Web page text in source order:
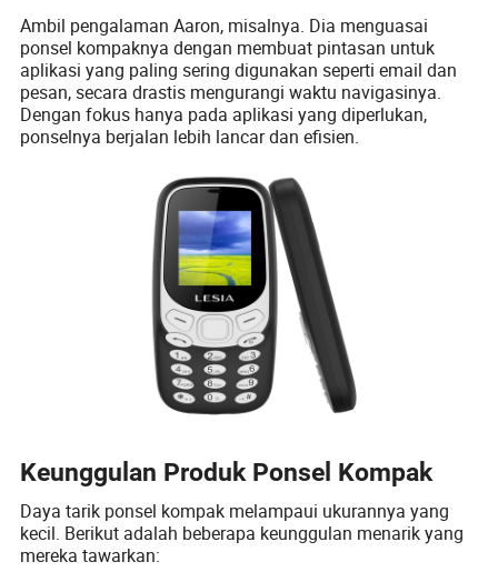
Ambil pengalaman Aaron, misalnya. Dia menguasai
ponsel kompaknya dengan membuat pintasan untuk
aplikasi yang paling sering digunakan seperti email dan
pesan, secara drastis mengurangi waktu navigasinya.
Dengan fokus hanya pada aplikasi yang diperlukan,
ponselnya berjalan lebih lancar dan efisien.
Keunggulan Produk Ponsel Kompak
Daya tarik ponsel kompak melampaui ukurannya yang
kecil. Berikut adalah beberapa keunggulan menarik yang
mereka tawarkan: